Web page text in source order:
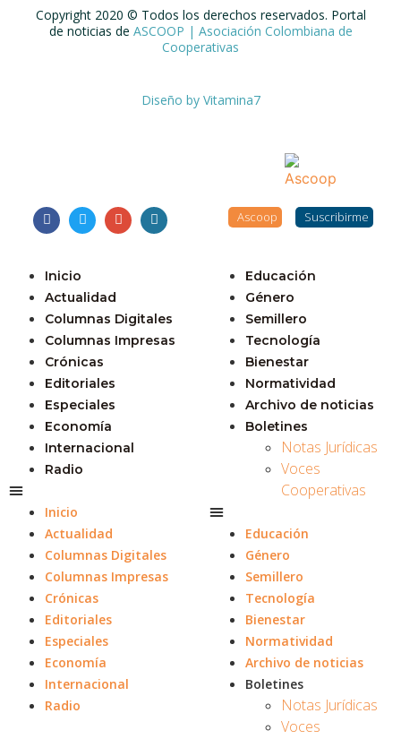
Copyright 2020 © Todos los derechos reservados. Portal
de noticias de ASCOOP | Asociación Colombiana de
Cooperativas
Diseño by Vitamina7
Ascoop Suscribirme
Inicio
Actualidad
Columnas Digitales
Columnas Impresas
Crónicas
Editoriales
Especiales
Economía
Internacional
Radio
Inicio
Actualidad
Columnas Digitales
Columnas Impresas
Crónicas
Editoriales
Especiales
Economía
Internacional
Radio
Educación
Género
Semillero
Tecnología
Bienestar
Normatividad
Archivo de noticias
Boletines
Notas Jurídicas
Voces
Cooperativas
Educación
Género
Semillero
Tecnología
Bienestar
Normatividad
Archivo de noticias
Boletines
Notas Jurídicas
Voces